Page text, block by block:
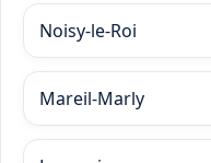
Noisy-le-Roi
Mareil-Marly